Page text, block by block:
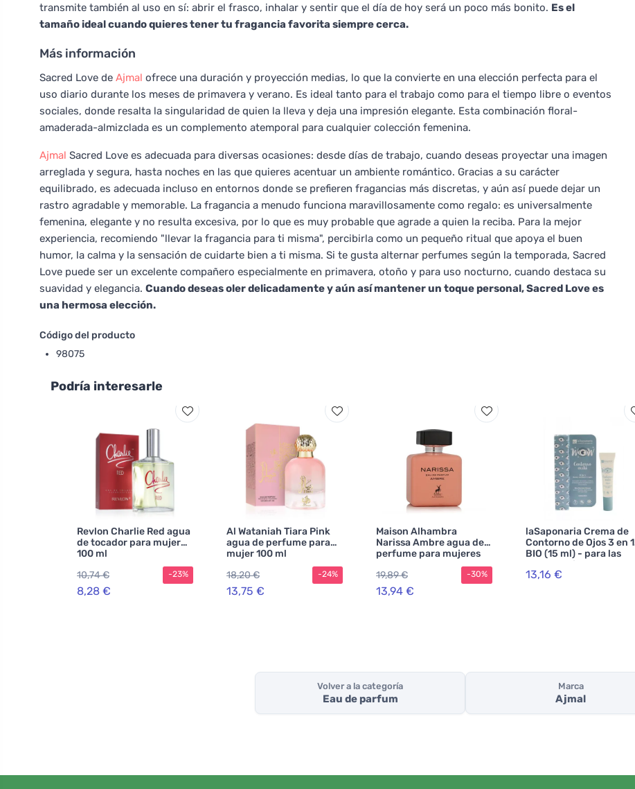
transmite también al uso en sí: abrir el frasco, inhalar y sentir que el día de hoy será un poco más bonito. Es el
tamaño ideal cuando quieres tener tu fragancia favorita siempre cerca.
Más información
Sacred Love de Ajmal ofrece una duración y proyección medias, lo que la convierte en una elección perfecta para el
uso diario durante los meses de primavera y verano. Es ideal tanto para el trabajo como para el tiempo libre o eventos
sociales, donde resalta la singularidad de quien la lleva y deja una impresión elegante. Esta combinación floral-
amaderada-almizclada es un complemento atemporal para cualquier colección femenina.
Ajmal Sacred Love es adecuada para diversas ocasiones: desde días de trabajo, cuando deseas proyectar una imagen
arreglada y segura, hasta noches en las que quieres acentuar un ambiente romántico. Gracias a su carácter
equilibrado, es adecuada incluso en entornos donde se prefieren fragancias más discretas, y aún así puede dejar un
rastro agradable y memorable. La fragancia a menudo funciona maravillosamente como regalo: es universalmente
femenina, elegante y no resulta excesiva, por lo que es muy probable que agrade a quien la reciba. Para la mejor
experiencia, recomiendo "llevar la fragancia para ti misma", percibirla como un pequeño ritual que apoya el buen
humor, la calma y la sensación de cuidarte bien a ti misma. Si te gusta alternar perfumes según la temporada, Sacred
Love puede ser un excelente compañero especialmente en primavera, otoño y para uso nocturno, cuando destaca su
suavidad y elegancia. Cuando deseas oler delicadamente y aún así mantener un toque personal, Sacred Love es
una hermosa elección.
Código del producto
98075
Podría interesarle
Revlon Charlie Red agua
de tocador para mujer
100 ml
10,74 €
8,28 €
-23%
Al Wataniah Tiara Pink
agua de perfume para
mujer 100 ml
18,20 €
13,75 €
-24%
Maison Alhambra
Narissa Ambre agua de
perfume para mujeres
19,89 €
13,94 €
-30%
laSaponaria Crema de
Contorno de Ojos 3 en 1
BIO (15 ml) - para las
arrugas, ojeras y bolsas
de los ojos
13,16 €
Volver a la categoría
Eau de parfum
Marca
Ajmal